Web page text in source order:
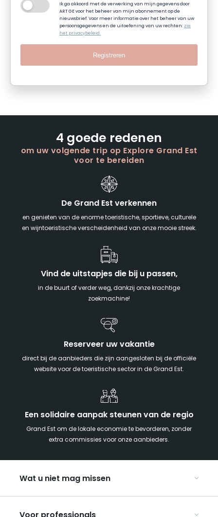
Ik ga akkoord met de verwerking van mijn gegevens door
ART GE voor het beheer van mijn abonnement op de
nieuwsbrief. Voor meer informatie over het beheer van uw
persoonsgegevens en de uitoefening van uw rechten:zie
het privacybeleid.
Registreren
4 goede redenen
om uw volgende trip op Explore Grand Est
voor te bereiden
De Grand Est verkennen
en genieten van de enorme toeristische, sportieve, culturele
en wijntoeristische verscheidenheid van onze mooie streek.
Vind de uitstapjes die bij u passen,
in de buurt of verder weg, dankzij onze krachtige
zoekmachine!
Reserveer uw vakantie
direct bij de aanbieders die zijn aangesloten bij de officiële
website voor de toeristische sector in de Grand Est.
Een solidaire aanpak steunen van de regio
Grand Est om de lokale economie te bevorderen, zonder
extra commissies voor onze aanbieders.
Wat u niet mag missen